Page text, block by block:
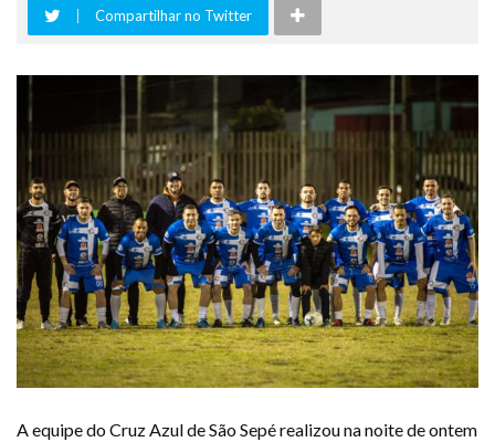
Compartilhar no Twitter
A equipe do Cruz Azul de São Sepé realizou na noite de ontem